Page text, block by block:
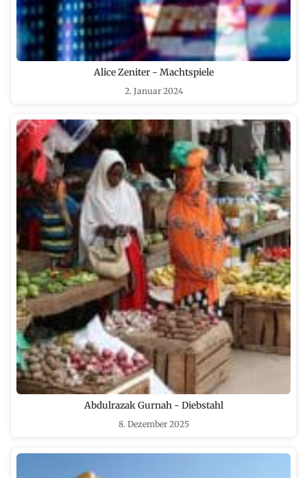
Alice Zeniter - Machtspiele
2. Januar 2024
Abdulrazak Gurnah - Diebstahl
8. Dezember 2025